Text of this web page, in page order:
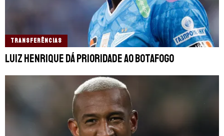
TRANSFERÊNCIAS
Luiz Henrique dá prioridade ao Botafogo